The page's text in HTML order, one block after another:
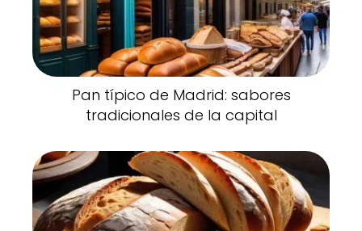
Pan típico de Madrid: sabores
tradicionales de la capital